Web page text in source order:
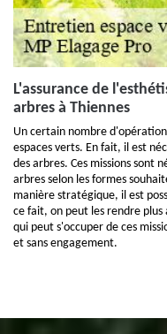
L'assurance de
arbres à Thiennes
Un certain nombre
espaces verts. En fait, il est
des arbres. Ces missions sont
arbres selon les formes
manière stratégique, il est
ce fait, on peut les rendre
qui peut s'occuper de ces
et sans engagement.